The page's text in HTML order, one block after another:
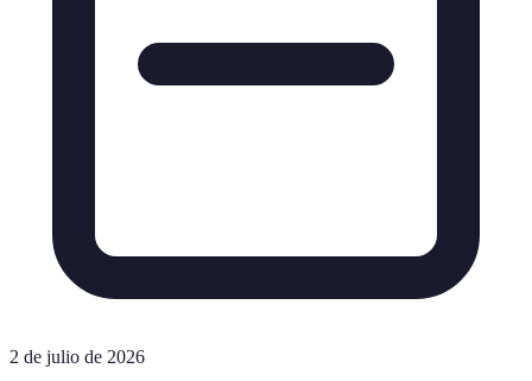
2 de julio de 2026